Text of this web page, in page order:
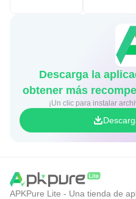
Descarga la
obtener más
¡Un clic para instalar
APKPure Lite - Una tienda de